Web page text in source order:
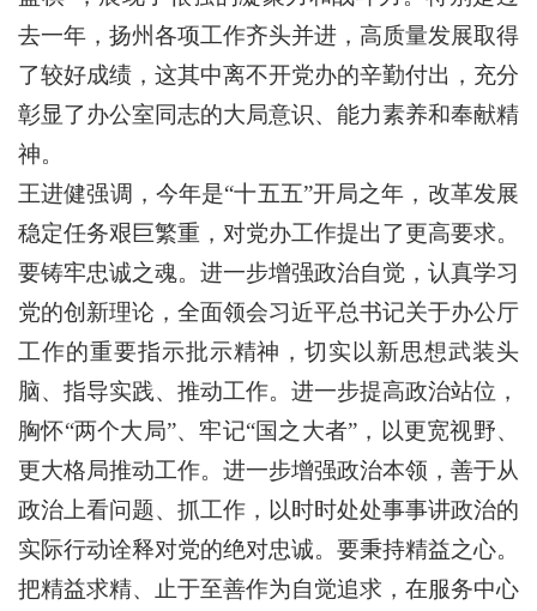
去一年，扬州各项工作齐头并进，高质量发展取得
了较好成绩，这其中离不开党办的辛勤付出，充分
彰显了办公室同志的大局意识、能力素养和奉献精
神。
王进健强调，今年是“十五五”开局之年，改革发展
稳定任务艰巨繁重，对党办工作提出了更高要求。
要铸牢忠诚之魂。进一步增强政治自觉，认真学习
党的创新理论，全面领会习近平总书记关于办公厅
工作的重要指示批示精神，切实以新思想武装头
脑、指导实践、推动工作。进一步提高政治站位，
胸怀“两个大局”、牢记“国之大者”，以更宽视野、
更大格局推动工作。进一步增强政治本领，善于从
政治上看问题、抓工作，以时时处处事事讲政治的
实际行动诠释对党的绝对忠诚。要秉持精益之心。
把精益求精、止于至善作为自觉追求，在服务中心